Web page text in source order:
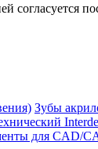
согласуется
Зубы
для CAD/